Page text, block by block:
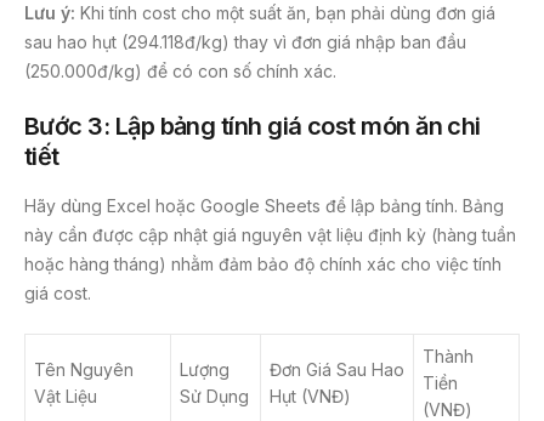
Lưu ý: Khi tính cost cho một suất ăn, bạn phải dùng đơn giá
sau hao hụt (294.118đ/kg) thay vì đơn giá nhập ban đầu
(250.000đ/kg) để có con số chính xác.
Bước 3: Lập bảng tính giá cost món ăn chi
tiết
Hãy dùng Excel hoặc Google Sheets để lập bảng tính. Bảng
này cần được cập nhật giá nguyên vật liệu định kỳ (hàng tuần
hoặc hàng tháng) nhằm đảm bảo độ chính xác cho việc tính
giá cost.
Tên Nguyên
Vật Liệu
Lượng
Sử Dụng
Đơn Giá Sau Hao
Hụt (VNĐ)
Thành
Tiền
(VNĐ)